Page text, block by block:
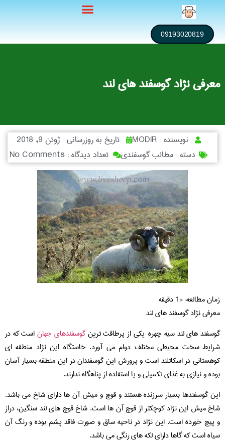
09193020819
معرفی نژاد گوسفند های لند
نویسنده : تاریخ به روزرسانی : ژوئن 9, 2018
دسته : مطالب گوسفندی تعداد دیدگاه : No Comments
زمان مطالعه:< 1 دقیقه
معرفی نژاد گوسفند های لند
گوسفند های لند سیه چهره یکی از پرطاقت ترینگوسفندهای جهاناست که در
شرایط سخت محیطی مختلف دوام می آورد. خاستگاه این نژاد منطقه ای
کوهستانی در اسکاتلند است و پرورش این گوسفندان در این منطقه بسیار آسان
بوده و نیازی به غذای تکمیلی و یا استفاده از پناهگاه ندارند.
این گوسفندها بسیار سرزنده هستند و قوچ و میش آن ها دارای شاخ می باشد.
شاخ میش این نژاد کوچکتر از قوچ آن ها است. شاخ قوچ های لند سنگین، دراز
و پیچ خورده است. این نژاد در ناحیه ساق و صورت فاقد پشم بوده و رنگ آن
سیاه است که گاها دارای لکه های رنگی می باشد.